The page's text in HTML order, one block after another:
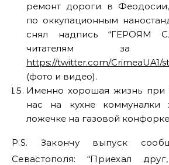
ремонт дороги в
по оккупационным
снял надпись “ГЕРОЯМ
читателям за
https://twitter.com/CrimeaUA1/
(фото и видео).
Именно хорошая жизнь при
нас на кухне коммуналки
ложечке на газовой
P.S. Закончу выпуск
Севастополя: “Приехал